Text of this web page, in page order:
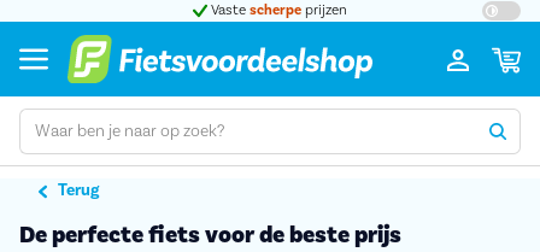
Vaste scherpe prijzen
Terug
De perfecte fiets voor de beste prijs